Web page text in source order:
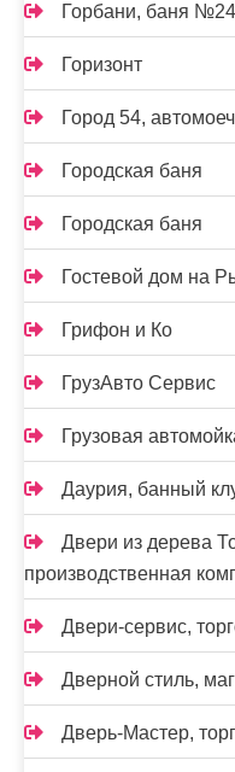
Горбани, баня №24
Горизонт
Город 54,
Городская баня
Городская баня
Гостевой дом на
Грифон и Ко
ГрузАвто Сервис
Грузовая
Даурия, банный
Двери из дерева
производственная
Двери-сервис,
Дверной стиль,
Дверь-Мастер,